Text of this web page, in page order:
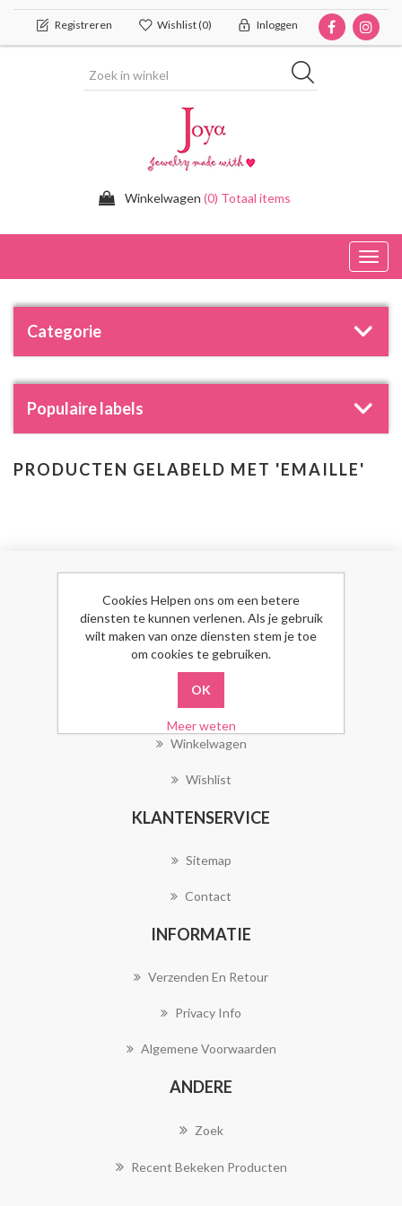
Registreren Wishlist(0) Inloggen
Winkelwagen (0) Totaal items
Categorie
Populaire labels
PRODUCTEN GELABELD MET 'EMAILLE'
MIJN ACCOUNT
Mijn Account
Bestellingen
Klant Adressen
Winkelwagen
Wishlist
KLANTENSERVICE
Sitemap
Contact
INFORMATIE
Verzenden En Retour
Privacy Info
Algemene Voorwaarden
ANDERE
Zoek
Recent Bekeken Producten
Cookies Helpen ons om een betere
diensten te kunnen verlenen. Als je gebruik
wilt maken van onze diensten stem je toe
om cookies te gebruiken.
Meer weten